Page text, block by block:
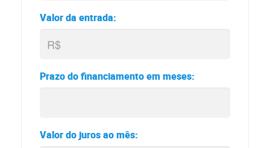
Valor da entrada:
Prazo do financiamento em meses:
Valor do juros ao mês: